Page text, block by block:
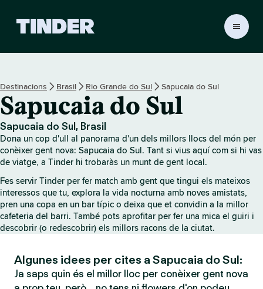
r
I
n
i
c
i
Destinacions Brasil Rio Grande do Sul Sapucaia do Sul
Sapucaia do Sul
Sapucaia do Sul, Brasil
Dona un cop d'ull al panorama d'un dels millors llocs del món per
conèixer gent nova: Sapucaia do Sul. Tant si vius aquí com si hi vas
de viatge, a Tinder hi trobaràs un munt de gent local.
Fes servir Tinder per fer match amb gent que tingui els mateixos
interessos que tu, explora la vida nocturna amb noves amistats,
pren una copa en un bar típic o deixa que et convidin a la millor
cafeteria del barri. També pots aprofitar per fer una mica el guiri i
descobrir (o redescobrir) els millors racons de la ciutat.
Algunes idees per cites a Sapucaia do Sul:
Ja saps quin és el millor lloc per conèixer gent nova